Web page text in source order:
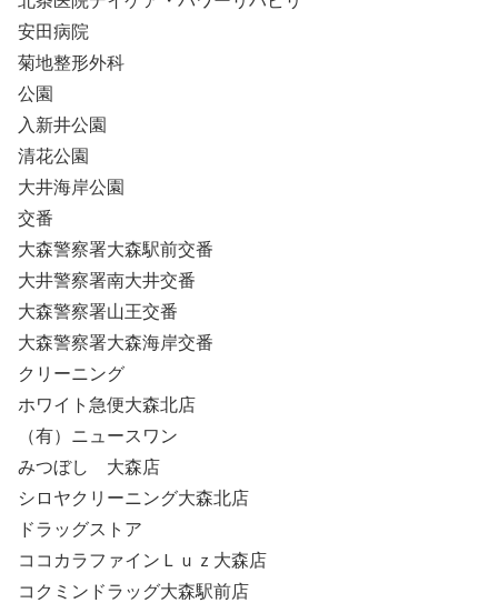
安田病院
菊地整形外科
公園
入新井公園
清花公園
大井海岸公園
交番
大森警察署大森駅前交番
大井警察署南大井交番
大森警察署山王交番
大森警察署大森海岸交番
クリーニング
ホワイト急便大森北店
（有）ニュースワン
みつぼし 大森店
シロヤクリーニング大森北店
ドラッグストア
ココカラファインＬｕｚ大森店
コクミンドラッグ大森駅前店